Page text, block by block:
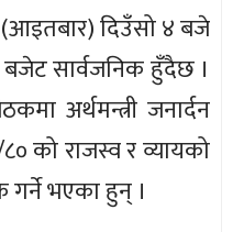
दिउँसो ४ बजे
सार्वजनिक हुँदैछ ।
अर्थमन्त्री जनार्दन
को राजस्व र व्यायको
गर्ने भएका हुन् ।